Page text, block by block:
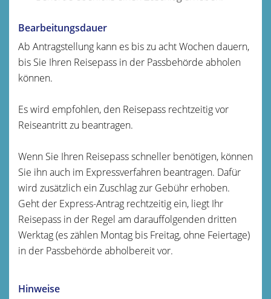
Bearbeitungsdauer
Ab Antragstellung kann es bis zu acht Wochen dauern,
bis Sie Ihren Reisepass in der Passbehörde abholen
können.
Es wird empfohlen, den Reisepass rechtzeitig vor
Reiseantritt zu beantragen.
Wenn Sie Ihren Reisepass schneller benötigen, können
Sie ihn auch im Expressverfahren beantragen. Dafür
wird zusätzlich ein Zuschlag zur Gebühr erhoben.
Geht der Express-Antrag rechtzeitig ein, liegt Ihr
Reisepass in der Regel am darauffolgenden dritten
Werktag (es zählen Montag bis Freitag, ohne Feiertage)
in der Passbehörde abholbereit vor.
Hinweise